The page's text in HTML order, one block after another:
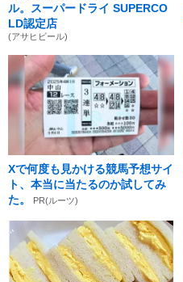
ル。スーパードライ SUPERCO
LD認定店
(アサヒビール)
Xで何度も見かける競馬予想サイ
ト、本当に当たるのか試してみ
た。
PR(ルーツ)